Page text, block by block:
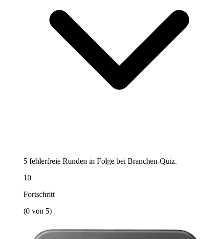
5 fehlerfreie Runden in Folge bei Branchen-Quiz.
10
Fortschritt
(0 von 5)